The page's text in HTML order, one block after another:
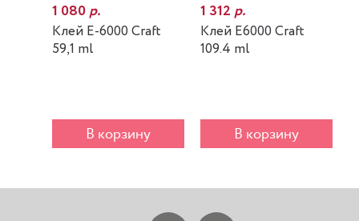
1 080р.
Клей E-6000 Craft
59,1 ml
В корзину
1 312р.
Клей E6000 Craft
109.4 ml
В корзину